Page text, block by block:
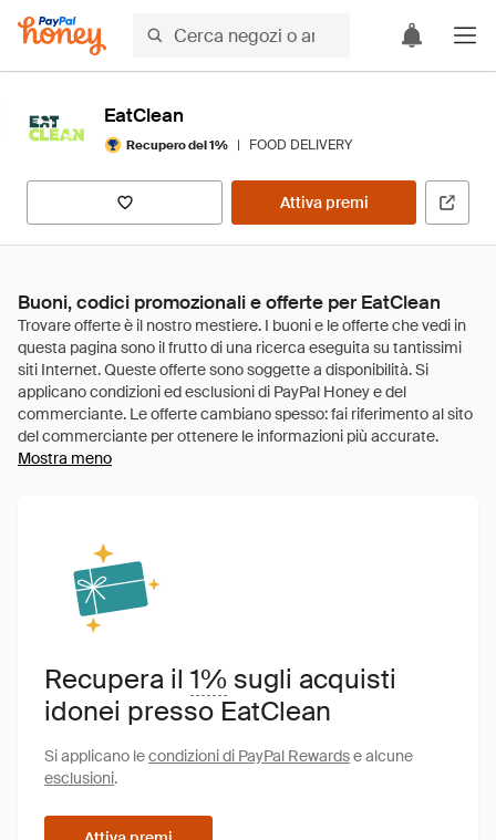
EatClean
Recupero del 1% | FOOD DELIVERY
Attiva premi
Buoni, codici promozionali e offerte per EatClean
Mostra meno
Recupera il 1% sugli acquisti
idonei presso EatClean
Si applicano lecondizioni di PayPal Rewardse alcune
esclusioni.